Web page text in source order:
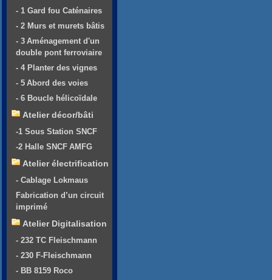
- 1 Gard fou Caténaires
- 2 Murs et murets bâtis
- 3 Aménagement d'un
double pont ferroviaire
- 4 Planter des vignes
- 5 Abord des voies
- 6 Boucle hélicoïdale
Atelier décor/bâti
-1 Sous Station SNCF
-2 Halle SNCF AMFG
Atelier électrification
- Cablage Lokmaus
Fabrication d’un circuit
imprimé
Atelier Digitalisation
- 232 TC Fleischmann
- 230 F-Fleischmann
- BB 8159 Roco